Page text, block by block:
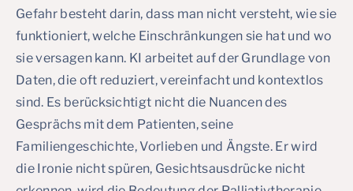
Gefahr besteht darin, dass man nicht versteht, wie sie
funktioniert, welche Einschränkungen sie hat und wo
sie versagen kann. KI arbeitet auf der Grundlage von
Daten, die oft reduziert, vereinfacht und kontextlos
sind. Es berücksichtigt nicht die Nuancen des
Gesprächs mit dem Patienten, seine
Familiengeschichte, Vorlieben und Ängste. Er wird
die Ironie nicht spüren, Gesichtsausdrücke nicht